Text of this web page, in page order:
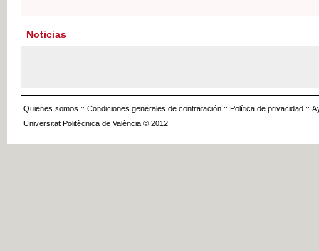
Noticias
Quienes somos :: Condiciones generales de contratación :: Política de privacidad ::
Universitat Politècnica de València © 2012